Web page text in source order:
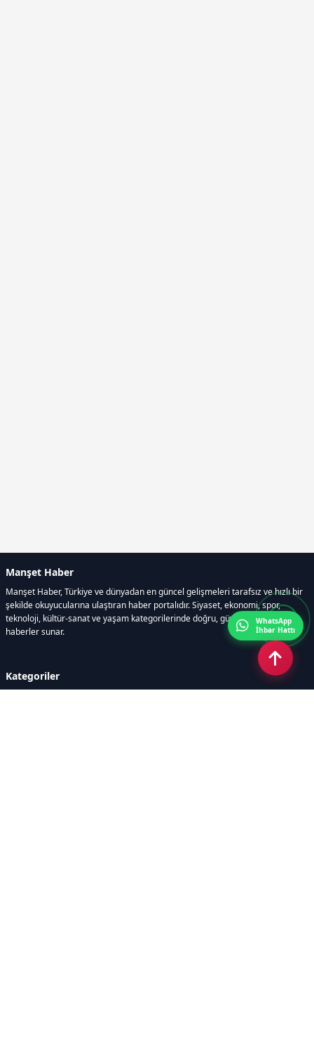
Manşet Haber
Manşet Haber, Türkiye ve dünyadan en güncel gelişmeleri tarafsız ve hızlı bir
şekilde okuyucularına ulaştıran haber portalıdır. Siyaset, ekonomi, spor,
teknoloji, kültür-sanat ve yaşam kategorilerinde doğru, güvenilir ve anlık
haberler sunar.
Kategoriler
WhatsApp
İhbar Hattı